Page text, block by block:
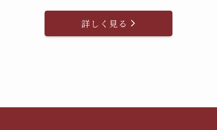
詳しく見る